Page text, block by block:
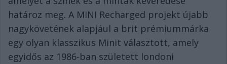
határoz meg. A MINI Recharged projekt újabb
nagykövetének alapjául a brit prémiummárka
egy olyan klasszikus Minit választott, amely
egyidős az 1986-ban született londoni